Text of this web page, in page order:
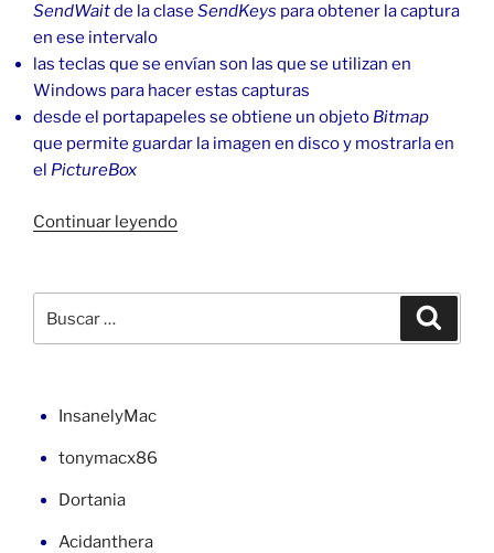
SendWaitde la clase SendKeys para obtener la captura
en ese intervalo
las teclas que se envían son las que se utilizan en
Windows para hacer estas capturas
desde el portapapeles se obtiene un objeto Bitmap
que permite guardar la imagen en disco y mostrarla en
el PictureBox
Continuar leyendo«Captura
o
por:
InsanelyMac
tonymacx86
Dortania
Acidanthera